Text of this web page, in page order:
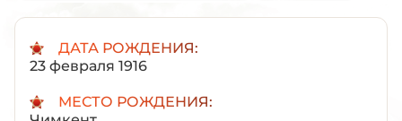
ДАТА РОЖДЕНИЯ:
23 февраля 1916
МЕСТО РОЖДЕНИЯ: